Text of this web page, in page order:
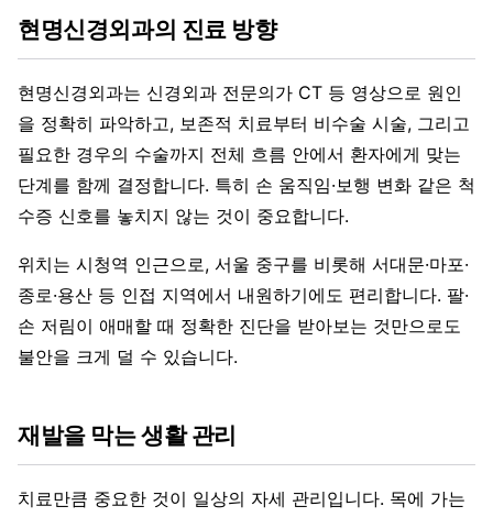
현명신경외과의 진료 방향
현명신경외과는 신경외과 전문의가 CT 등 영상으로 원인
을 정확히 파악하고, 보존적 치료부터 비수술 시술, 그리고
필요한 경우의 수술까지 전체 흐름 안에서 환자에게 맞는
단계를 함께 결정합니다. 특히 손 움직임·보행 변화 같은 척
수증 신호를 놓치지 않는 것이 중요합니다.
위치는 시청역 인근으로, 서울 중구를 비롯해 서대문·마포·
종로·용산 등 인접 지역에서 내원하기에도 편리합니다. 팔·
손 저림이 애매할 때 정확한 진단을 받아보는 것만으로도
불안을 크게 덜 수 있습니다.
재발을 막는 생활 관리
치료만큼 중요한 것이 일상의 자세 관리입니다. 목에 가는